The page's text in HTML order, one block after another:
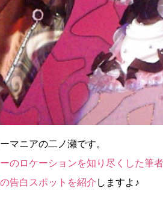
マニアの二ノ瀬です。
のロケーションを知り尽くした筆
告白スポットを紹介 しますよ♪